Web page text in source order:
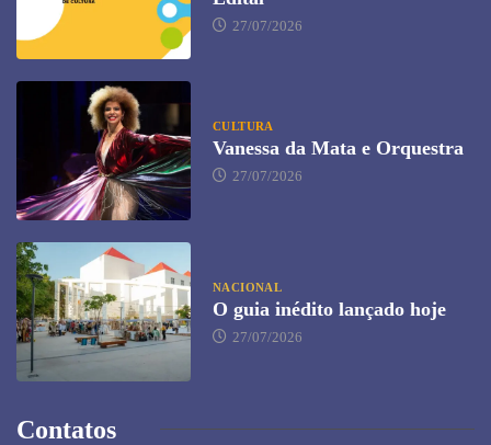
27/07/2026
CULTURA
Vanessa da Mata e Orquestra
27/07/2026
NACIONAL
O guia inédito lançado hoje
27/07/2026
Contatos